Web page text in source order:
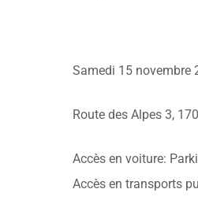
Samedi 15 novembre
Route des Alpes 3,
Accès en voiture:
Accès en transports